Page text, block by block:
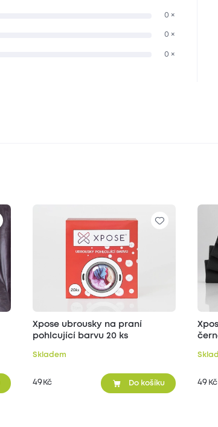
0 ×
0 ×
0 ×
Xpose ubrousky na praní
pohlcující barvu 20 ks
Skladem
49 Kč Do košíku 49 Kč